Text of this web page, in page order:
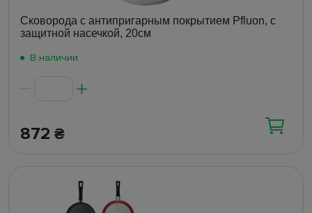
Сковорода с антипригарным покрытием Pfluon, с
защитной насечкой, 20см
В наличии
872 ₴